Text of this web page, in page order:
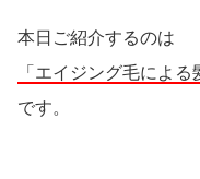
本日ご紹介するのは
「エイジング毛による
です。